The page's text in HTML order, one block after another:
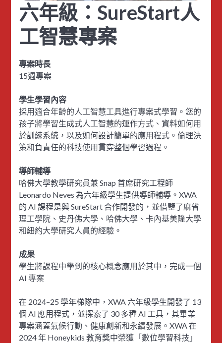
六年級：SureStart人
工智慧專案
專案時長
15週專案
學生學習內容
採用適合年齡的人工智慧工具進行專案式學習。您的
孩子將學習生成式人工智慧的運作方式、資料如何用
於訓練系統，以及如何設計簡單的應用程式。倫理決
策和負責任的科技使用貫穿整個學習過程。
導師輔導
哈佛大學教學研究員兼 Snap 首席研究工程師
Leonardo Neves 為六年級學生提供導師輔導。XWA
的 AI 課程是與 SureStart 合作開發的，並借鑒了麻省
理工學院、史丹佛大學、哈佛大學、卡內基美隆大學
和紐約大學研究人員的經驗。
成果
學生將課程中學到的核心概念應用於其中，完成一個
AI 專案
在 2024–25 學年梯隊中，XWA 六年級學生開發了 13
個 AI 應用程式，並探索了 30 多種 AI 工具，其畢業
專案涵蓋氣候行動、健康創新和永續發展。XWA 在
2024 年 Honeykids 教育獎中榮獲「數位學習科技」